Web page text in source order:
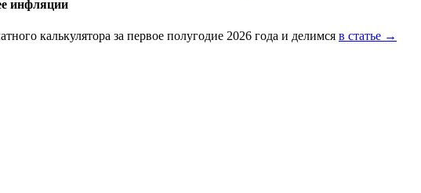
инфляции
калькулятора за первое полугодие 2026 года и делимся в статье →